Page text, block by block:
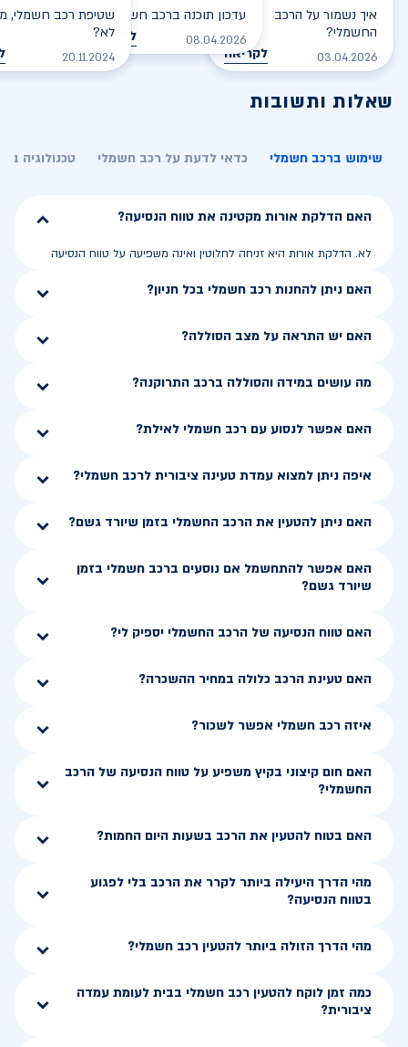
איך נשמור על הרכב
החשמלי?
03.04.2026 לקריאה
עדכון תוכנה ברכב חשמלי
08.04.2026 לקריאה
שטיפת רכב חשמלי,
לא?
20.11.2024
שאלות ותשובות
שימוש ברכב חשמלי כדאי לדעת על רכב חשמלי טכנולוגיה
האם הדלקת אורות מקטינה את טווח הנסיעה?
לא. הדלקת אורות היא זניחה לחלוטין ואינה משפיעה על טווח הנסיעה
האם ניתן להחנות רכב חשמלי בכל חניון?
האם יש התראה על מצב הסוללה?
מה עושים במידה והסוללה ברכב התרוקנה?
האם אפשר לנסוע עם רכב חשמלי לאילת?
איפה ניתן למצוא עמדת טעינה ציבורית לרכב חשמלי?
האם ניתן להטעין את הרכב החשמלי בזמן שיורד גשם?
האם אפשר להתחשמל אם נוסעים ברכב חשמלי בזמן
שיורד גשם?
האם טווח הנסיעה של הרכב החשמלי יספיק לי?
האם טעינת הרכב כלולה במחיר ההשכרה?
איזה רכב חשמלי אפשר לשכור?
האם חום קיצוני בקיץ משפיע על טווח הנסיעה של הרכב
החשמלי?
האם בטוח להטעין את הרכב בשעות היום החמות?
מהי הדרך היעילה ביותר לקרר את הרכב בלי לפגוע
בטווח הנסיעה?
מהי הדרך הזולה ביותר להטעין רכב חשמלי?
כמה זמן לוקח להטעין רכב חשמלי בבית לעומת עמדה
ציבורית?